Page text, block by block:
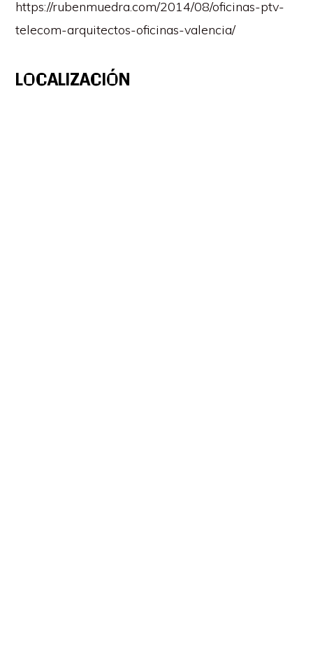
https://rubenmuedra.com/2014/08/oficinas-ptv-
telecom-arquitectos-oficinas-valencia/
LOCALIZACIÓN